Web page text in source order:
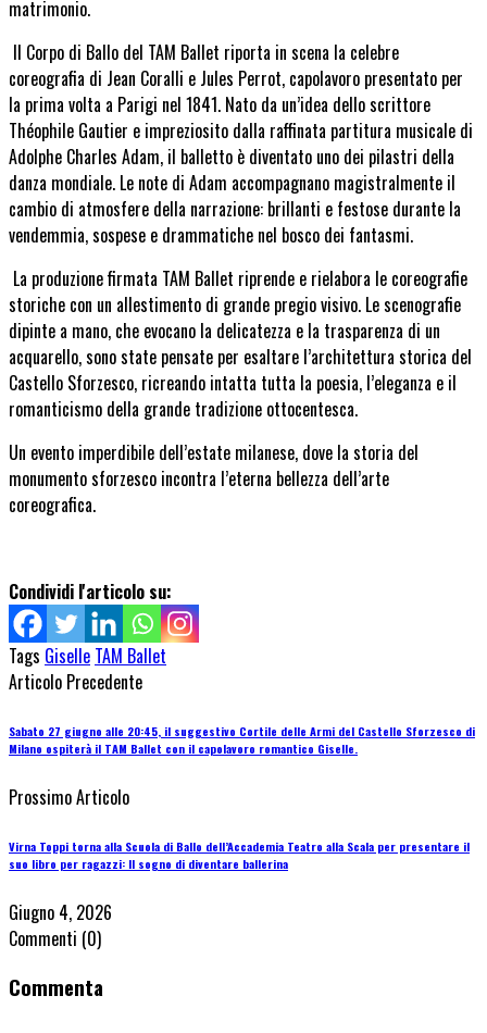
matrimonio.
Il Corpo di Ballo del TAM Ballet riporta in scena la celebre
coreografia di Jean Coralli e Jules Perrot, capolavoro presentato per
la prima volta a Parigi nel 1841. Nato da un’idea dello scrittore
Théophile Gautier e impreziosito dalla raffinata partitura musicale di
Adolphe Charles Adam, il balletto è diventato uno dei pilastri della
danza mondiale. Le note di Adam accompagnano magistralmente il
cambio di atmosfere della narrazione: brillanti e festose durante la
vendemmia, sospese e drammatiche nel bosco dei fantasmi.
La produzione firmata TAM Ballet riprende e rielabora le coreografie
storiche con un allestimento di grande pregio visivo. Lescenografie
dipinte a mano, che evocano la delicatezza e la trasparenza di un
acquarello, sono state pensate per esaltare l’architettura storica del
Castello Sforzesco, ricreando intatta tutta la poesia, l’eleganza e il
romanticismo della grande tradizione ottocentesca.
Un evento imperdibile dell’estate milanese, dove la storia del
monumento sforzesco incontra l’eterna bellezza dell’arte
coreografica.
Condividi l'articolo su:
Tags Giselle TAM Ballet
Articolo Precedente
Sabato 27 giugno alle 20:45, il suggestivo Cortile delle Armi del Castello Sforzesco di
Milano ospiterà il TAM Ballet con il capolavoro romantico Giselle.
Prossimo Articolo
Virna Toppi torna alla Scuola di Ballo dell’Accademia Teatro alla Scala per presentare il
suo libro per ragazzi: Il sogno di diventare ballerina
Giugno 4, 2026
Commenti (0)
Commenta